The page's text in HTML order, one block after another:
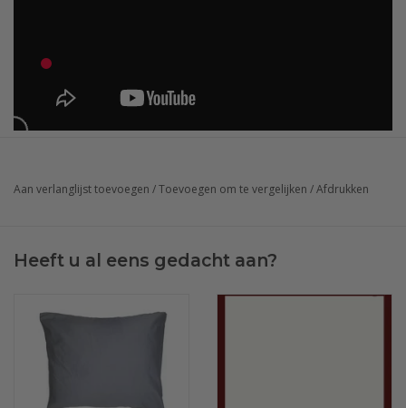
Aan verlanglijst toevoegen /Toevoegen om te vergelijken /Afdrukken
Heeft u al eens gedacht aan?